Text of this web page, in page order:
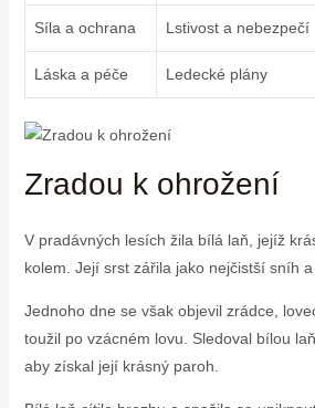
Síla a ⁤ochrana Lstivost a ⁤nebezpečí
Láska a péče Ledecké plány
Zradou k ohrožení
V pradávných lesích žila‌ bílá ‌laň, jejíž
kolem. Její srst⁢ zářila jako nejčistší sníh
Jednoho dne se však objevil zrádce,
toužil po vzácném lovu. Sledoval bílou
aby​ získal její krásný paroh.